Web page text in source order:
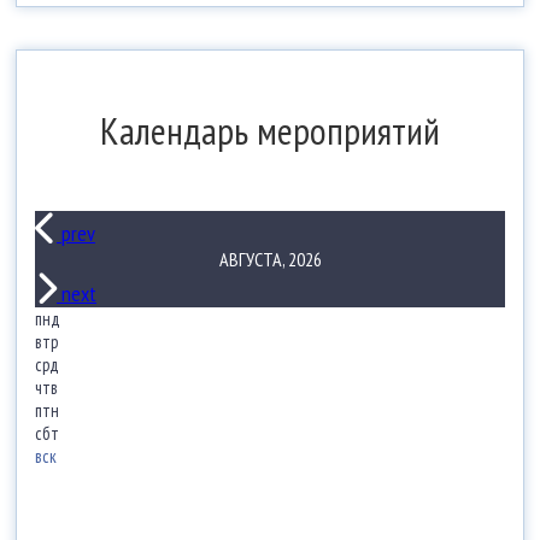
Календарь мероприятий
prev
АВГУСТА, 2026
next
пнд
втр
срд
чтв
птн
сбт
вск